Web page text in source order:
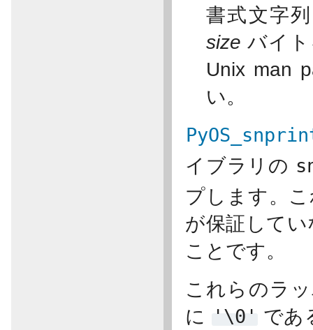
書式文字
size バイ
Unix man
い。
イブラリの
プします。
が保証して
ことです。
これらのラ
に
'\0' であ